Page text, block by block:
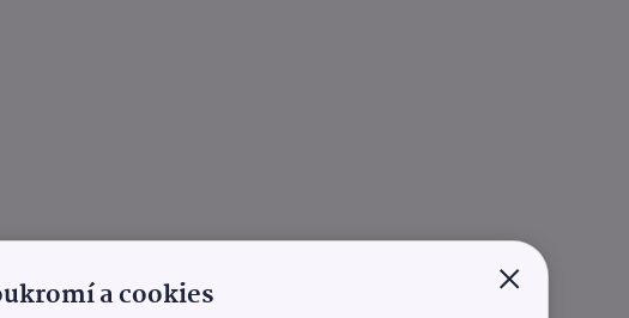
×
a cookies